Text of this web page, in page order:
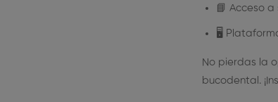
📘 Acceso
🖥️
No pierdas la
bucodental.